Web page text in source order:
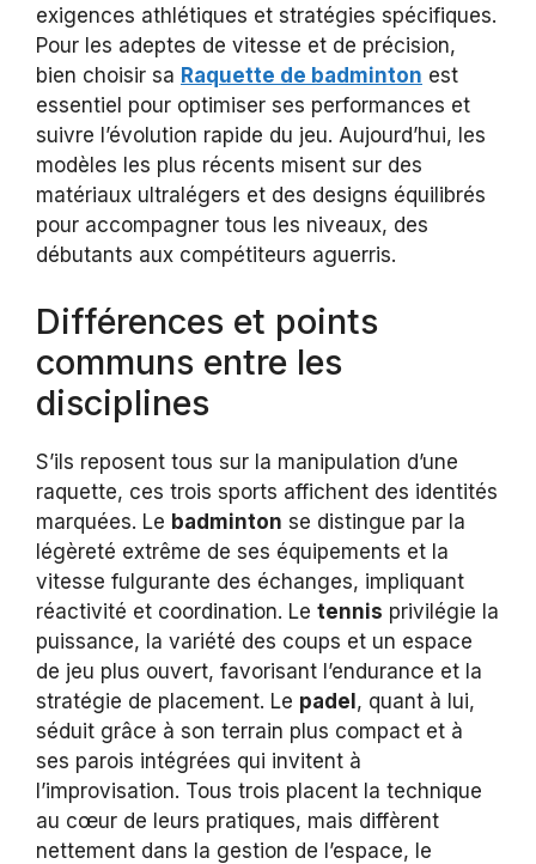
exigences athlétiques et stratégies spécifiques.
Pour les adeptes de vitesse et de précision,
bien choisir sa Raquette de badminton est
essentiel pour optimiser ses performances et
suivre l’évolution rapide du jeu. Aujourd’hui, les
modèles les plus récents misent sur des
matériaux ultralégers et des designs équilibrés
pour accompagner tous les niveaux, des
débutants aux compétiteurs aguerris.
Différences et points
communs entre les
disciplines
S’ils reposent tous sur la manipulation d’une
raquette, ces trois sports affichent des identités
marquées. Le badminton se distingue par la
légèreté extrême de ses équipements et la
vitesse fulgurante des échanges, impliquant
réactivité et coordination. Le tennis privilégie la
puissance, la variété des coups et un espace
de jeu plus ouvert, favorisant l’endurance et la
stratégie de placement. Le padel, quant à lui,
séduit grâce à son terrain plus compact et à
ses parois intégrées qui invitent à
l’improvisation. Tous trois placent la technique
au cœur de leurs pratiques, mais diffèrent
nettement dans la gestion de l’espace, le